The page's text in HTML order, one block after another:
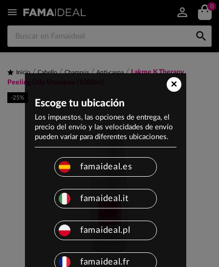
 0

-25%
Inicio Cabello Champús Anti-caspa
Lakme K.Therapy
Peeling Oily Shampoo (1000ml)
×
Escoge tu ubicación
Los impuestos, las opciones de entrega, el
precio del envío y las velocidades de envío
pueden variar para diferentes ubicaciones.
famaideal.es
famaideal.it
famaideal.pl
famaideal.fr